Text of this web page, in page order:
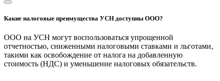
Какие налоговые преимущества УСН доступны ООО?
ООО на УСН могут воспользоваться упрощенной
отчетностью, сниженными налоговыми ставками и льготами,
такими как освобождение от налога на добавленную
стоимость (НДС) и уменьшение налоговых обязательств.